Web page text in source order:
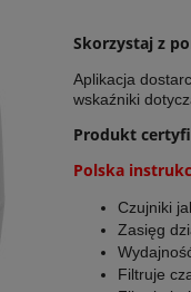
Skorzystaj z
Aplikacja
wskaźniki
Produkt
Polska
Czujniki
Zasięg
Filtruje